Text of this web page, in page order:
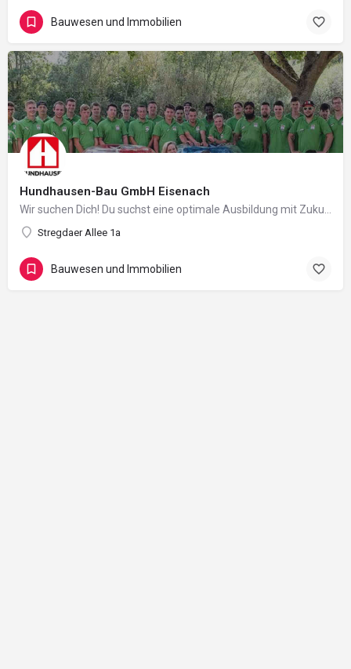
Bauwesen und Immobilien
Hundhausen-Bau GmbH Eisenach
Wir suchen Dich! Du suchst eine optimale Ausbildung mit Zukunft? Dann komme zu uns, denn Ausbildung ist…
Stregdaer Allee 1a
Bauwesen und Immobilien